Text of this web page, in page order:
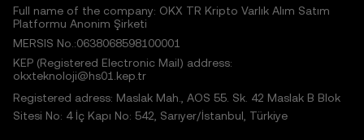
Full name of the company: OKX TR Kripto Varlık Alım Satım
Platformu Anonim Şirketi
MERSIS No.:0638068598100001
KEP (Registered Electronic Mail) address:
okxteknoloji@hs01.kep.tr
Registered adress: Maslak Mah., AOS 55. Sk. 42 Maslak B Blok
Sitesi No: 4 İç Kapı No: 542, Sarıyer/İstanbul, Türkiye